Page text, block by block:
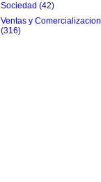
Sociedad (42)
Ventas y Comercializacion
(316)